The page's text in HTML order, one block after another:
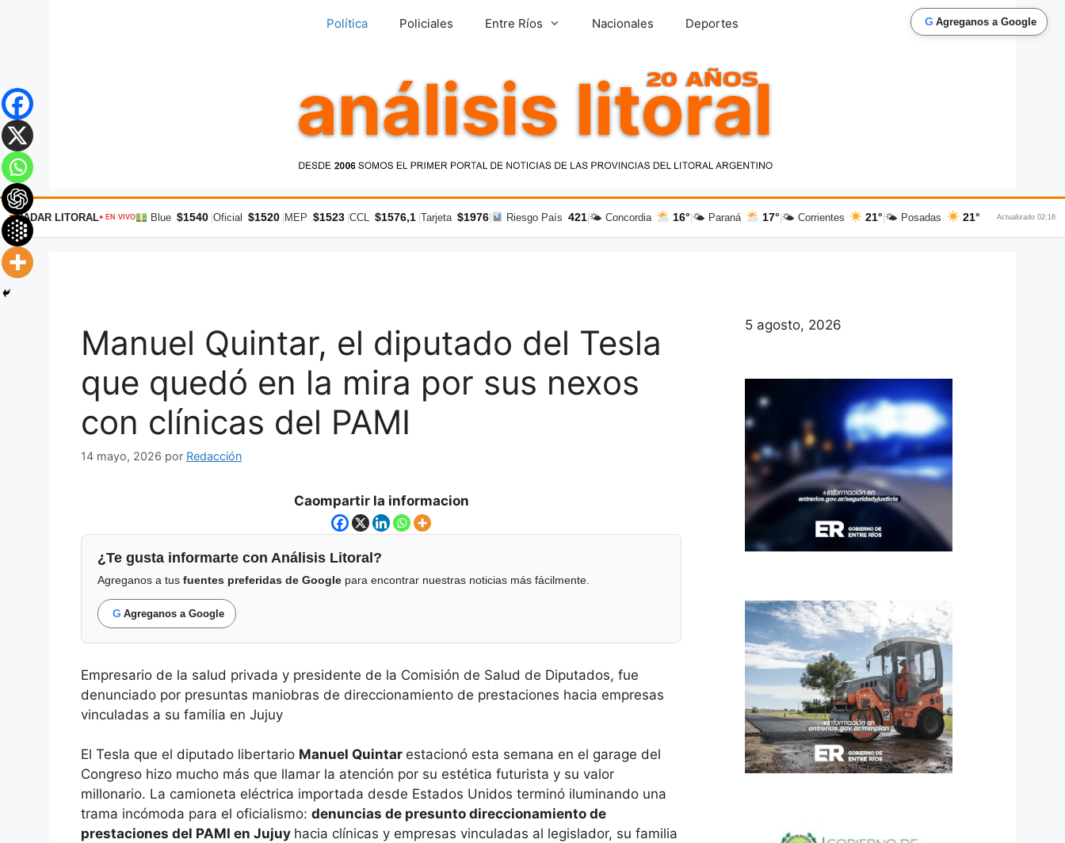
G Agreganos a Google
Política Policiales Entre Ríos Nacionales Deportes
RADAR LITORAL● EN VIVO Blue $1540 Oficial $1520 MEP $1523 CCL $1576,1 Tarjeta $1976| Riesgo País 421| 🌤 Concordia 16° 🌤 Paraná 17° 🌤 Corrientes 21° 🌤 Posadas 21° Actualizado 02:16
Manuel Quintar, el diputado del Tesla
que quedó en la mira por sus nexos
con clínicas del PAMI
14 mayo, 2026 por Redacción
Caompartir la informacion
¿Te gusta informarte con Análisis Litoral?
Agreganos a tus fuentes preferidas de Google para encontrar nuestras noticias más fácilmente.
G Agreganos a Google
Empresario de la salud privada y presidente de la Comisión de Salud de Diputados, fue
denunciado por presuntas maniobras de direccionamiento de prestaciones hacia empresas
vinculadas a su familia en Jujuy
El Tesla que el diputado libertario Manuel Quintar estacionó esta semana en el garage del
Congreso hizo mucho más que llamar la atención por su estética futurista y su valor
millonario. La camioneta eléctrica importada desde Estados Unidos terminó iluminando una
trama incómoda para el oficialismo: denuncias de presunto direccionamiento de
prestaciones del PAMI en Jujuy hacia clínicas y empresas vinculadas al legislador, su familia
5 agosto, 2026